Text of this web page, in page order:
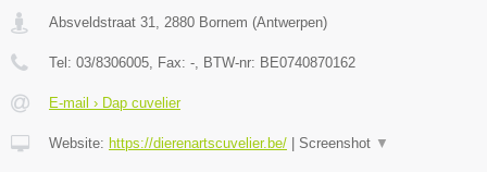
Absveldstraat 31 2880 Bornem (Antwerpen)
Tel: 03/8306005 , Fax: - , BTW-nr: BE0740870162
E-mail › Dap cuvelier
Website: https://dierenartscuvelier.be/ Screenshot ▼